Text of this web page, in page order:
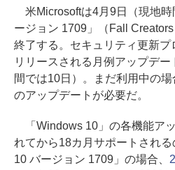
米Microsoftは4月9日（現地時
ージョン 1709」（Fall
終了する。セキュリティ更新プ
リリースされる月例アップデ
間では10日）。まだ利用中の
のアップデートが必要だ。
「Windows 10」の各機能ア
れてから18カ月サポートされ
10 バージョン 1709」の場合、